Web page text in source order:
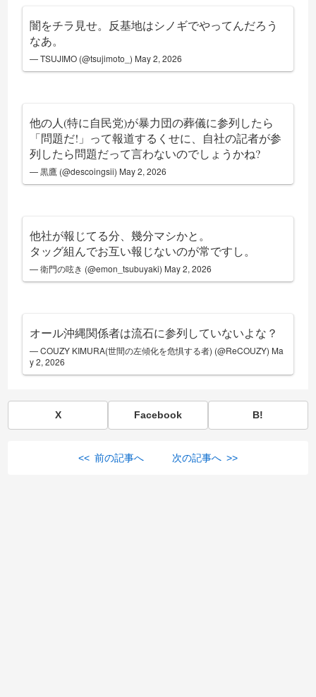
闇をチラ見せ。反基地はシノギでやってんだろう
なあ。
— TSUJIMO (@tsujimoto_) May 2, 2026
他の人(特に自民党)が暴力団の葬儀に参列したら
「問題だ!」って報道するくせに、自社の記者が参
列したら問題だって言わないのでしょうかね?
— 黒鷹 (@descoingsii) May 2, 2026
他社が報じてる分、幾分マシかと。
タッグ組んでお互い報じないのが常ですし。
— 衛門の呟き (@emon_tsubuyaki) May 2, 2026
オール沖縄関係者は流石に参列していないよな？
— COUZY KIMURA(世間の左傾化を危惧する者) (@ReCOUZY) Ma
y 2, 2026
X Facebook B!
<< 前の記事へ 次の記事へ >>